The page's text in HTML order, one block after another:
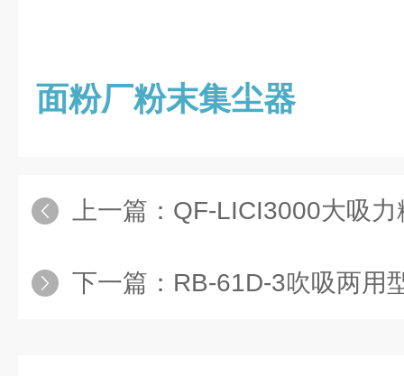
面粉厂粉末集尘器
上一篇： QF-LICI3000大吸
下一篇： RB-61D-3吹吸两用型配套